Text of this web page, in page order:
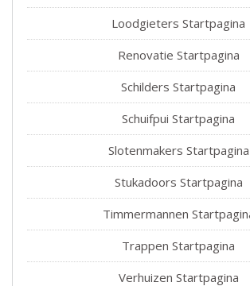
Loodgieters Startpagina
Renovatie Startpagina
Schilders Startpagina
Schuifpui Startpagina
Slotenmakers Startpagina
Stukadoors Startpagina
Timmermannen
Trappen Startpagina
Verhuizen Startpagina